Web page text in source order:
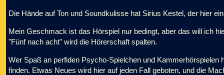
Die Hände auf Ton und Soundkulisse hat Sirius Kestel, der hier
Mein Geschmack ist das Hörspiel nur bedingt, aber das will ich
"Fünf nach acht" wird die Hörerschaft spalten.
Wer Spaß an perfiden Psycho-Spielchen und Kammerhörspielen
finden. Etwas Neues wird hier auf jeden Fall geboten, und die